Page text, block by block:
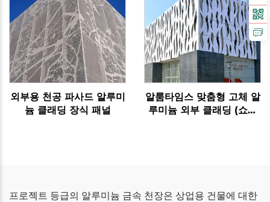
외부용 천공 파사드 알루미
늄 클래딩 장식 패널
알룸타임스 맞춤형 고체 알
루미늄 외부 클래딩 (쇼핑
프로젝트 등급의 알루미늄 금속 천장은 상업용 건물에 대한